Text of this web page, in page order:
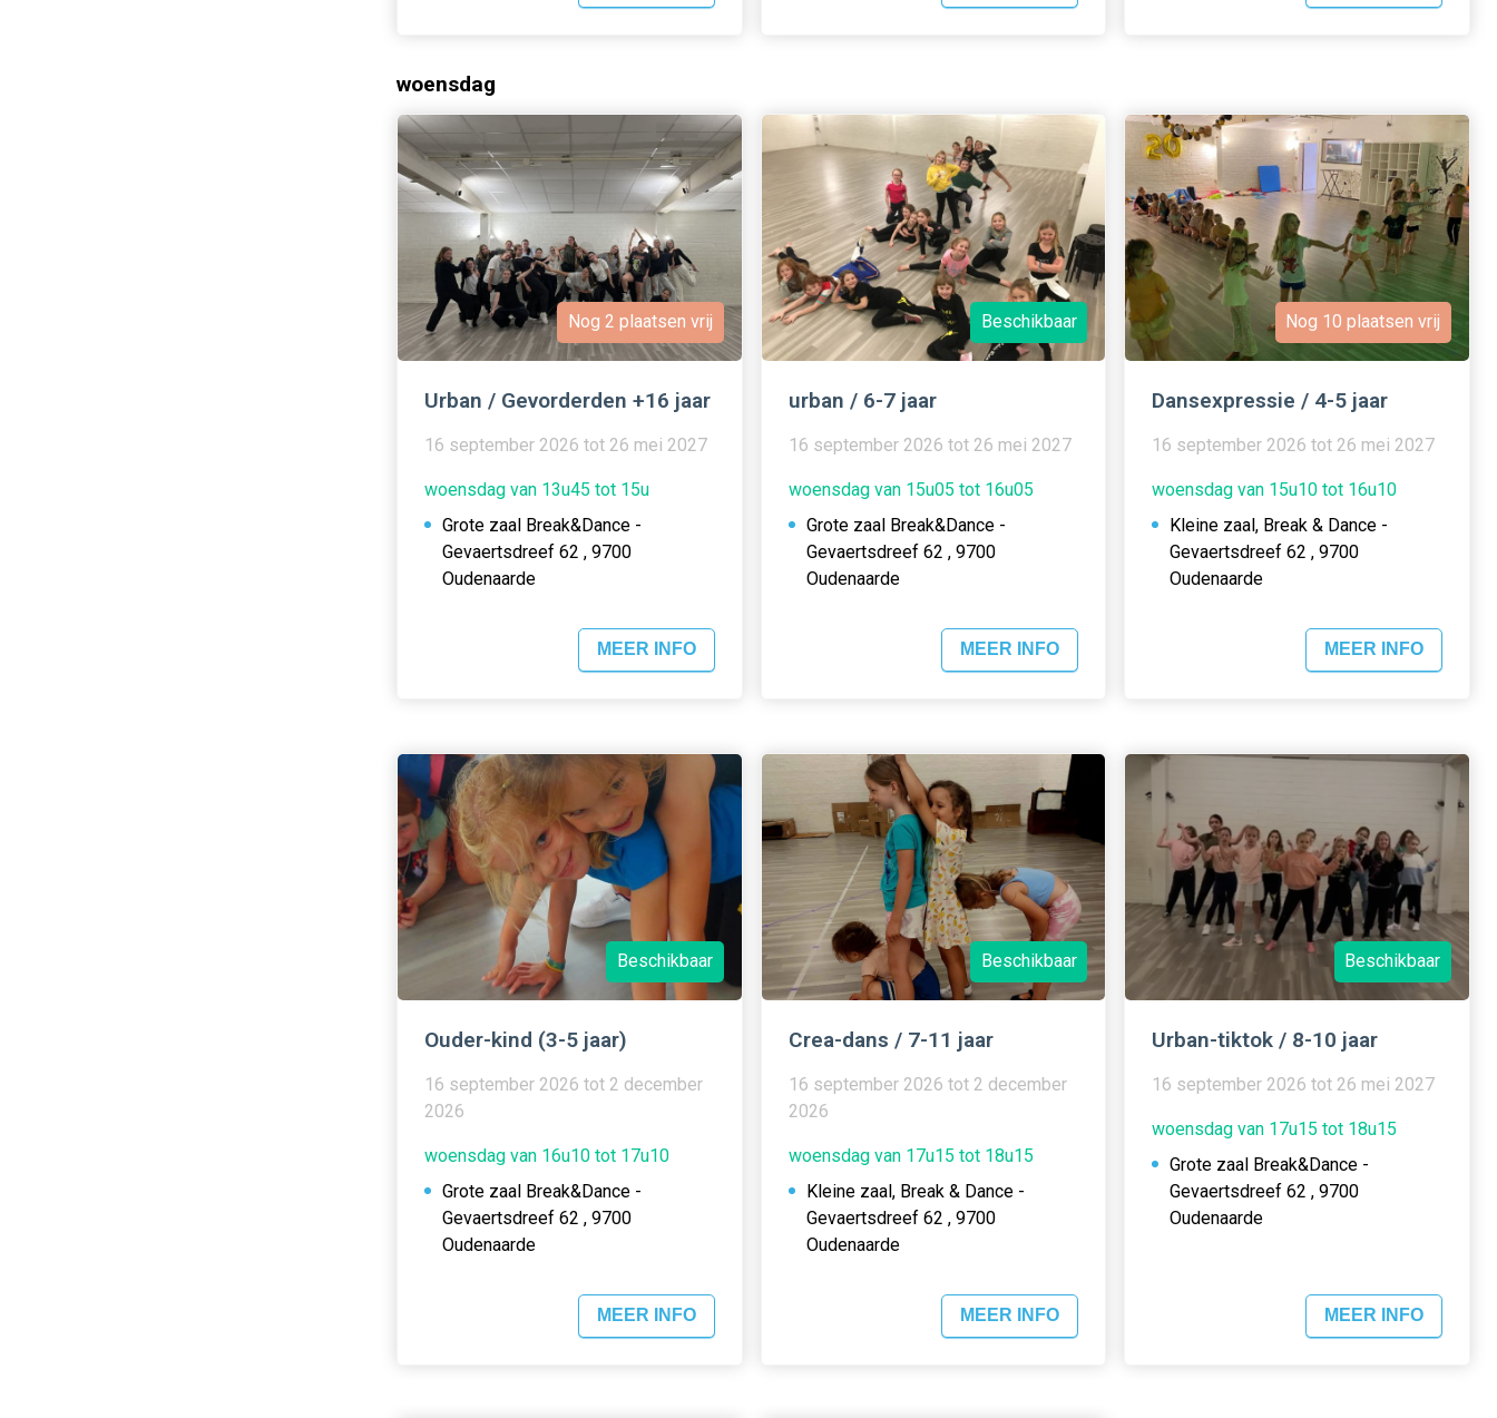
woensdag
Nog 2 plaatsen vrij
Urban / Gevorderden +16 jaar
16 september 2026 tot 26 mei 2027
woensdag van 13u45 tot 15u
Grote zaal Break&Dance -
Gevaertsdreef 62 , 9700
Oudenaarde
MEER INFO
Beschikbaar
urban / 6-7 jaar
16 september 2026 tot 26 mei 2027
woensdag van 15u05 tot 16u05
Grote zaal Break&Dance -
Gevaertsdreef 62 , 9700
Oudenaarde
MEER INFO
Nog 10 plaatsen vrij
Dansexpressie / 4-5 jaar
16 september 2026 tot 26 mei 2027
woensdag van 15u10 tot 16u10
Kleine zaal, Break & Dance -
Gevaertsdreef 62 , 9700
Oudenaarde
MEER INFO
Beschikbaar
Ouder-kind (3-5 jaar)
16 september 2026 tot 2 december
2026
woensdag van 16u10 tot 17u10
Grote zaal Break&Dance -
Gevaertsdreef 62 , 9700
Oudenaarde
MEER INFO
Beschikbaar
Crea-dans / 7-11 jaar
16 september 2026 tot 2 december
2026
woensdag van 17u15 tot 18u15
Kleine zaal, Break & Dance -
Gevaertsdreef 62 , 9700
Oudenaarde
MEER INFO
Beschikbaar
Urban-tiktok / 8-10 jaar
16 september 2026 tot 26 mei 2027
woensdag van 17u15 tot 18u15
Grote zaal Break&Dance -
Gevaertsdreef 62 , 9700
Oudenaarde
MEER INFO